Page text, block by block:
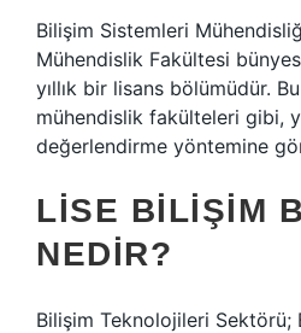
Bilişim Sistemleri
Mühendislik Fakültesi
yıllık bir lisans bölümüdür.
mühendislik fakülteleri gibi,
değerlendirme yöntemine
LISE BILIŞIM
NEDIR?
Bilişim Teknolojileri Sektörü;